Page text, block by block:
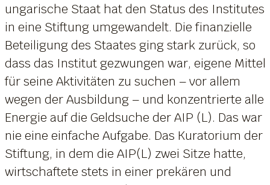
ungarische Staat hat den Status des Institutes
in eine Stiftung umgewandelt. Die finanzielle
Beteiligung des Staates ging stark zurück, so
dass das Institut gezwungen war, eigene Mittel
für seine Aktivitäten zu suchen – vor allem
wegen der Ausbildung – und konzentrierte alle
Energie auf die Geldsuche der AIP (L). Das war
nie eine einfache Aufgabe. Das Kuratorium der
Stiftung, in dem die AIP(L) zwei Sitze hatte,
wirtschaftete stets in einer prekären und